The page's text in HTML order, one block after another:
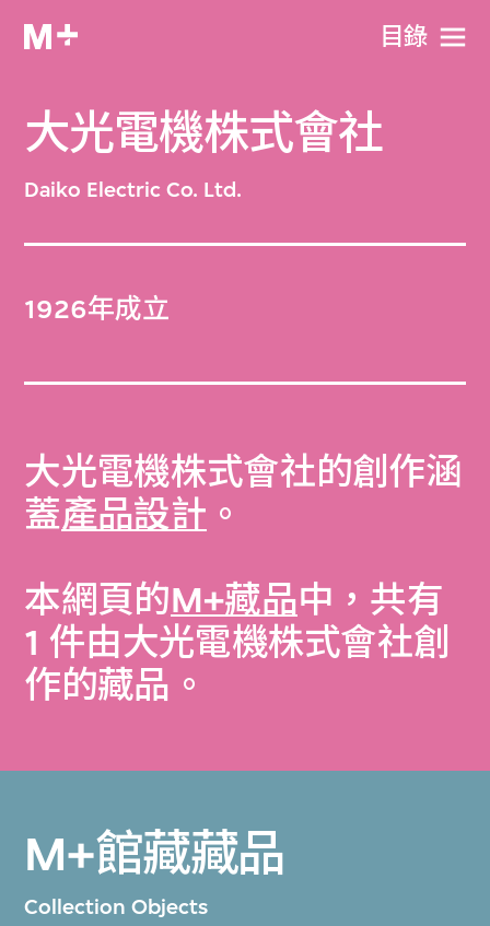
目​錄
大光電機株式會社
Daiko Electric Co. Ltd.
1926年成立
大光電機株式會社的創作涵
蓋產品設計 。
本網頁的M+藏品中，共有
1 件由大光電機株式會社創
作的藏品。
M+館藏藏品
Collection Objects